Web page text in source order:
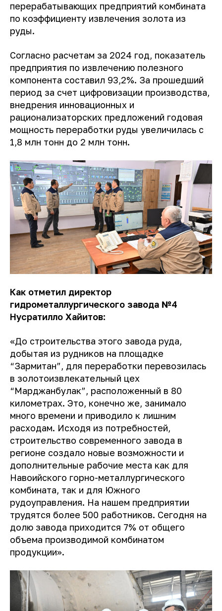
перерабатывающих предприятий комбината
по коэффициенту извлечения золота из
руды.
Согласно расчетам за 2024 год, показатель
предприятия по извлечению полезного
компонента составил 93,2%. За прошедший
период за счет цифровизации производства,
внедрения инновационных и
рационализаторских предложений годовая
мощность переработки руды увеличилась с
1,8 млн тонн до 2 млн тонн.
Как отметил директор
гидрометаллургического завода №4
Нусратилло Хайитов:
«До строительства этого завода руда,
добытая из рудников на площадке
“Зармитан”, для переработки перевозилась
в золотоизвлекательный цех
“Марджанбулак”, расположенный в 80
километрах. Это, конечно же, занимало
много времени и приводило к лишним
расходам. Исходя из потребностей,
строительство современного завода в
регионе создало новые возможности и
дополнительные рабочие места как для
Навоийского горно-металлургического
комбината, так и для Южного
рудоуправления. На нашем предприятии
трудятся более 500 работников. Сегодня на
долю завода приходится 7% от общего
объема производимой комбинатом
продукции».